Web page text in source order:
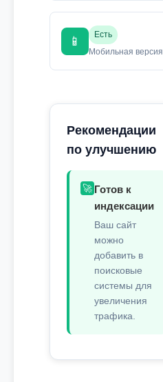
📱
Есть
Мобильная версия
Рекомендации
по улучшению
🚀 Готов к
индексации
Ваш сайт
можно
добавить в
поисковые
системы для
увеличения
трафика.